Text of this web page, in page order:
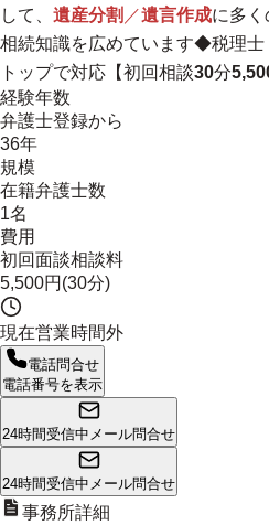
して、 遺産分割 ／遺言作成に多
相続知識を広めています◆税理士
トップで対応 【初回相談30分
経験年数
弁護士登録から
36年
規模
在籍弁護士数
1名
費用
初回面談相談料
5,500円(30分)
現在営業時間外
電話問合せ
電話番号を表示
24時間受信中 メール問合せ
24時間受信中 メール問合せ
事務所詳細